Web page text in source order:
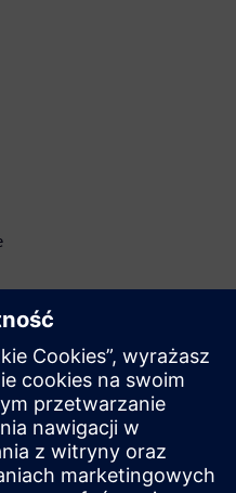
rozwiązania
nowego produktu